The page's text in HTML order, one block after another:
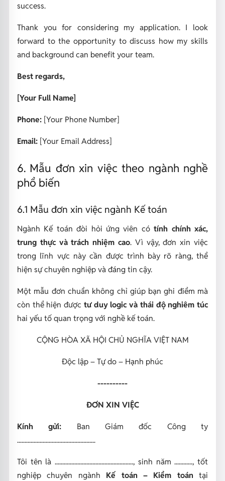
success.
Thank you for considering my application. I look
forward to the opportunity to discuss how my skills
and background can benefit your team.
Best regards,
[Your Full Name]
Phone:[Your Phone Number]
Email:[Your Email Address]
6. Mẫu đơn xin việc theo ngành nghề
phổ biến
6.1 Mẫu đơn xin việc ngành Kế toán
Ngành Kế toán đòi hỏi ứng viên cótính chính xác,
trung thực và trách nhiệm cao. Vì vậy, đơn xin việc
trong lĩnh vực này cần được trình bày rõ ràng, thể
hiện sự chuyên nghiệp và đáng tin cậy.
Một mẫu đơn chuẩn không chỉ giúp bạn ghi điểm mà
còn thể hiện được tư duy logic và thái độ nghiêm túc
hai yếu tố quan trọng với nghề kế toán.
CỘNG HÒA XÃ HỘI CHỦ NGHĨA VIỆT NAM
Độc lập – Tự do – Hạnh phúc
----------
ĐƠN XIN VIỆC
Kính gửi: Ban Giám đốc Công ty
....................................................
Tôi tên là ...................................................., sinh năm ............, tốt
nghiệp chuyên ngành Kế toán – Kiểm toán tại